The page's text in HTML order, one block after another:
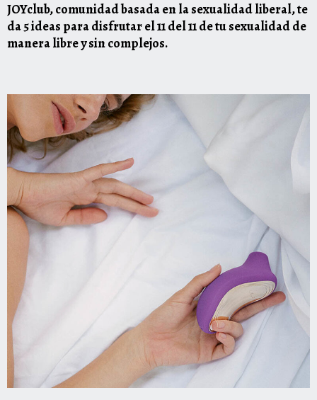
JOYclub, comunidad basada en la sexualidad liberal, te
da 5 ideas para disfrutar el 11 del 11 de tu sexualidad de
manera libre y sin complejos.